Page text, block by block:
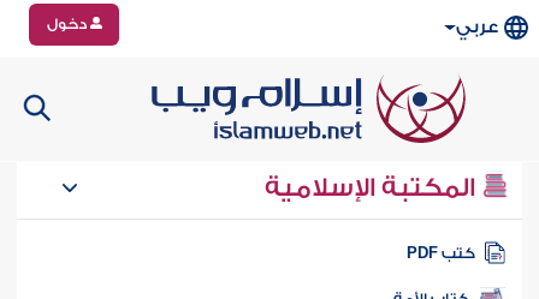
عربي دخول
المكتبة الإسلامية
كتب PDF